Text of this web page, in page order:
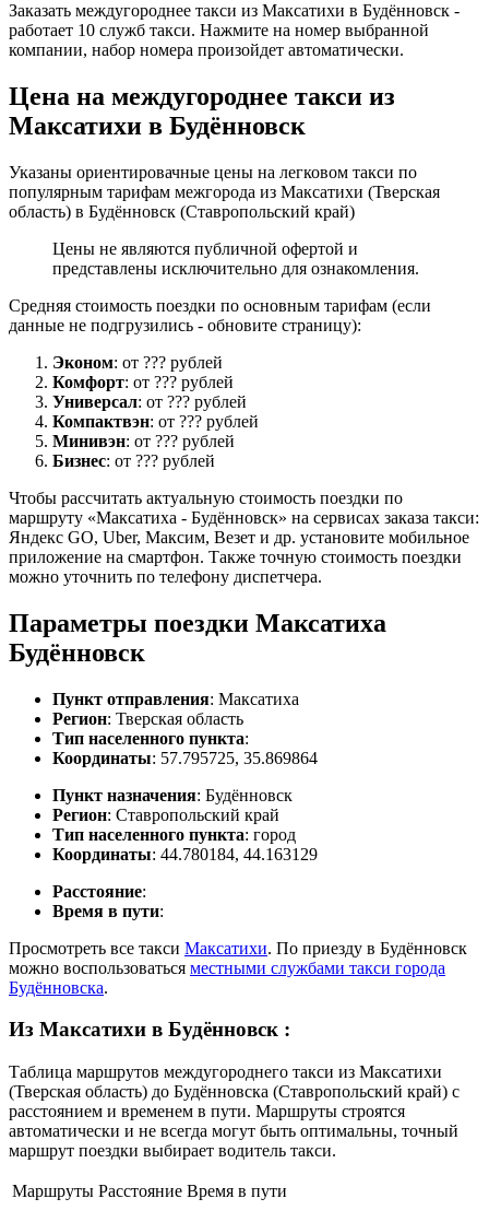
Заказать междугороднее такси из Максатихи в Будённовск -
работает 10 служб такси. Нажмите на номер выбранной
компании, набор номера произойдет автоматически.
Цена на междугороднее такси из
Максатихи в Будённовск
Указаны ориентировачные цены на легковом такси по
популярным тарифам межгорода из Максатихи (Тверская
область) в Будённовск (Ставропольский край)
Цены не являются публичной офертой и
представлены исключительно для ознакомления.
Средняя стоимость поездки по основным тарифам (если
данные не подгрузились - обновите страницу):
Эконом: от ??? рублей
Комфорт: от ??? рублей
Универсал: от ??? рублей
Компактвэн: от ??? рублей
Минивэн: от ??? рублей
Бизнес: от ??? рублей
Чтобы рассчитать актуальную стоимость поездки по
маршруту «Максатиха - Будённовск» на сервисах заказа такси:
Яндекс GO, Uber, Максим, Везет и др. установите мобильное
приложение на смартфон. Также точную стоимость поездки
можно уточнить по телефону диспетчера.
Параметры поездки Максатиха
Будённовск
Пункт отправления: Максатиха
Регион: Тверская область
Тип населенного пункта:
Координаты: 57.795725, 35.869864
Пункт назначения: Будённовск
Регион: Ставропольский край
Тип населенного пункта: город
Координаты: 44.780184, 44.163129
Расстояние:
Время в пути:
Просмотреть все такси Максатихи. По приезду в Будённовск
можно воспользоваться местными службами такси города
Будённовска.
Из Максатихи в Будённовск :
Таблица маршрутов междугороднего такси из Максатихи
(Тверская область) до Будённовска (Ставропольский край) с
расстоянием и временем в пути. Маршруты строятся
автоматически и не всегда могут быть оптимальны, точный
маршрут поездки выбирает водитель такси.
Маршруты Расстояние Время в пути